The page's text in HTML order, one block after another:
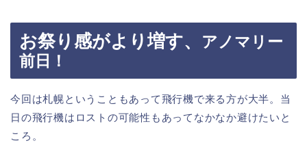
お祭り感がより増す、
アノマリー
前日！
今回は札幌ということもあって飛行機で来る方が大半。当
日の飛行機はロストの可能性もあってなかなか避けたいと
ころ。